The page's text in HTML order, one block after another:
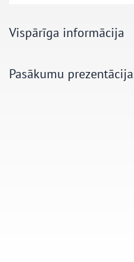
Vispārīga informācija
Pasākumu